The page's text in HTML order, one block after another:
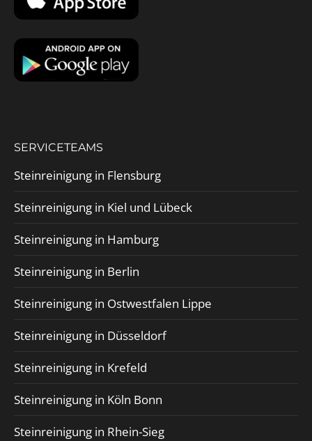
SERVICETEAMS
Steinreinigung in Flensburg
Steinreinigung in Kiel und Lübeck
Steinreinigung in Hamburg
Steinreinigung in Berlin
Steinreinigung in Ostwestfalen Lippe
Steinreinigung in Düsseldorf
Steinreinigung in Krefeld
Steinreinigung in Köln Bonn
Steinreinigung in Rhein-Sieg